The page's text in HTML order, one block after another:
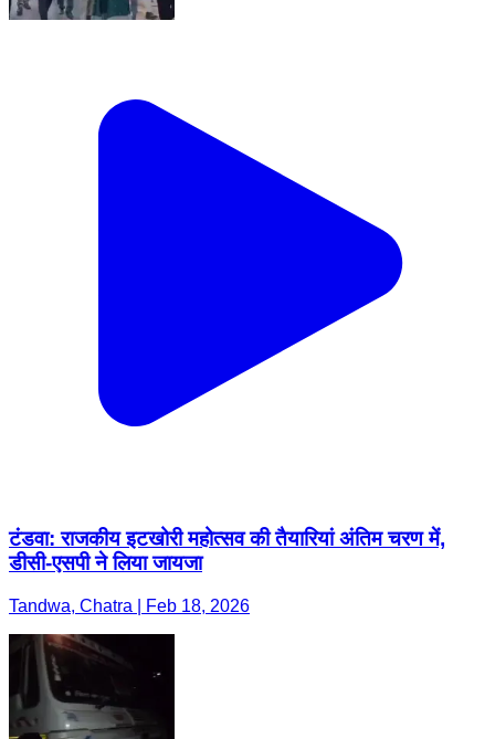
टंडवा: राजकीय इटखोरी महोत्सव की तैयारियां अंतिम चरण में,
डीसी-एसपी ने लिया जायजा
Tandwa, Chatra | Feb 18, 2026